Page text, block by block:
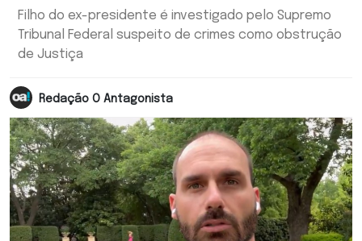
Filho do ex-presidente é investigado pelo Supremo
Tribunal Federal suspeito de crimes como obstrução
de Justiça
Redação O Antagonista